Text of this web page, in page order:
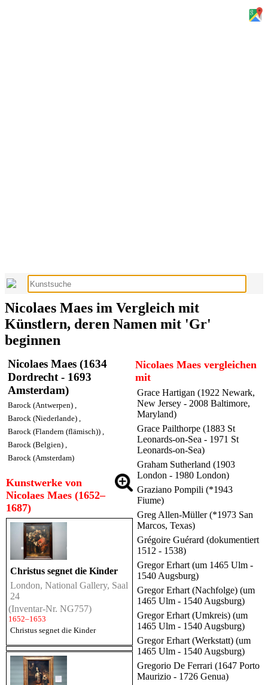
Nicolaes Maes im Vergleich mit
Künstlern, deren Namen mit 'Gr'
beginnen
Nicolaes Maes (1634
Dordrecht - 1693
Amsterdam)
Barock (Antwerpen) ,
Barock (Niederlande) ,
Barock (Flandern (flämisch)) ,
Barock (Belgien) ,
Barock (Amsterdam)
Kunstwerke von
Nicolaes Maes (1652–
1687)
Christus segnet die Kinder
London, National Gallery, Saal
24
(Inventar-Nr. NG757)
1652–1653
Christus segnet die Kinder
Nicolaes Maes vergleichen
mit
Grace Hartigan (1922 Newark,
New Jersey - 2008 Baltimore,
Maryland)
Grace Pailthorpe (1883 St
Leonards-on-Sea - 1971 St
Leonards-on-Sea)
Graham Sutherland (1903
London - 1980 London)
Graziano Pompili (*1943
Fiume)
Greg Allen-Müller (*1973 San
Marcos, Texas)
Grégoire Guérard (dokumentiert
1512 - 1538)
Gregor Erhart (um 1465 Ulm -
1540 Augsburg)
Gregor Erhart (Nachfolge) (um
1465 Ulm - 1540 Augsburg)
Gregor Erhart (Umkreis) (um
1465 Ulm - 1540 Augsburg)
Gregor Erhart (Werkstatt) (um
1465 Ulm - 1540 Augsburg)
Gregorio De Ferrari (1647 Porto
Maurizio - 1726 Genua)